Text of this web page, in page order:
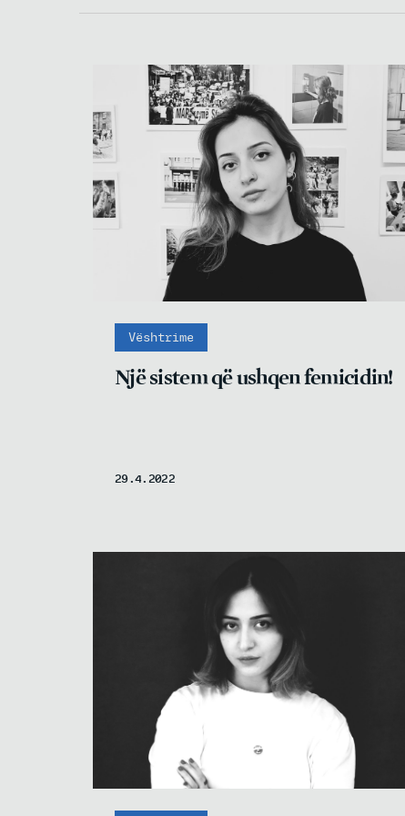
Vështrime
Një sistem që ushqen femicidin!
29.4.2022